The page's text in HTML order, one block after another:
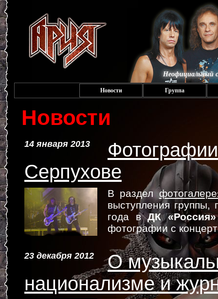
Неофициальный
Новости Группа
Новости
14 января 2013
Серпухове
В раздел
выступления
года вДК «Россия»
фотографии с
23 декабря 2012
О
национализме и